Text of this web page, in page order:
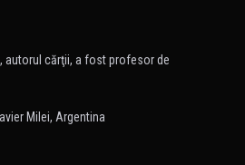
autorul cărţii, a fost profesor de